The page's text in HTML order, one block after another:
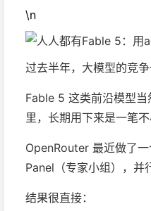
\n
过去半年，大模型的竞争
Fable 5 这类前沿模型
里，长期用下来是一笔不
OpenRouter 最近做了
Panel（专家小组），并
结果很直接：